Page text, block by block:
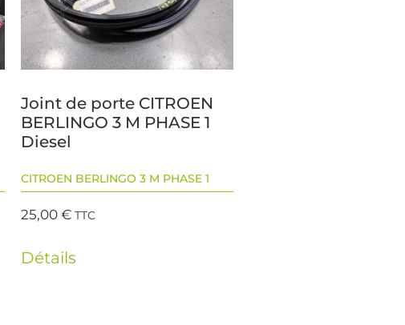
Joint de porte CITROEN
BERLINGO 3 M PHASE 1
Diesel
CITROEN BERLINGO 3 M PHASE 1
25,00€ TTC
Détails